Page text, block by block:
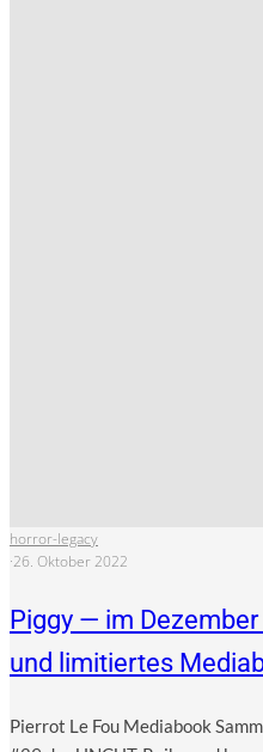
horror-legacy
·26. Oktober 2022
Piggy — im
und limitiertes
Pier­rot Le Fou Media­book